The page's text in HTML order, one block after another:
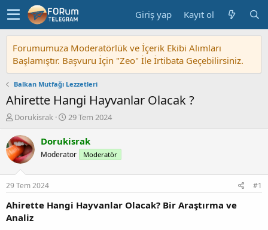
Giriş yap Kayıt ol
Forumumuza Moderatörlük ve İçerik Ekibi Alımları
Başlamıştır. Başvuru İçin "Zeo" İle İrtibata Geçebilirsiniz.
Balkan Mutfağı Lezzetleri
Ahirette Hangi Hayvanlar Olacak ?
K
n
u
y
b
a
ş
a
Dorukisrak
B
ş
a
ç
t
29 Tem 2024
Dorukisrak
Moderator Moderatör
29 Tem 2024 #1
Ahirette Hangi Hayvanlar Olacak? Bir Araştırma ve
Analiz